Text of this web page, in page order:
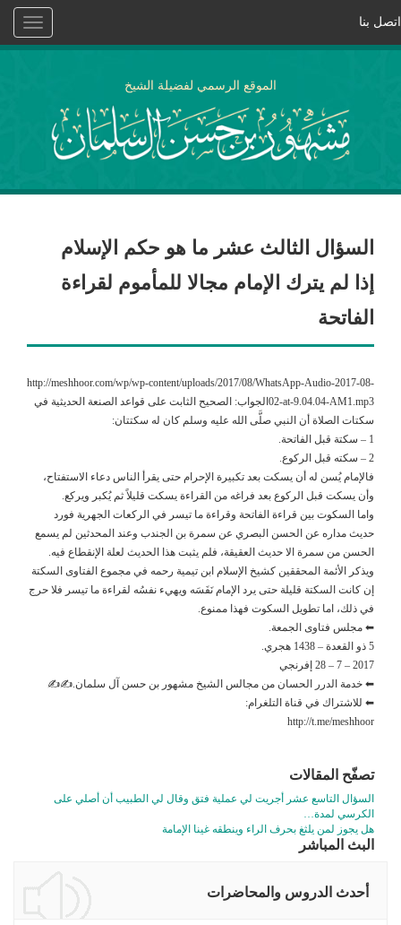
Toggle
اتصل بنا
الموقع الرسمي لفضيلة الشيخ
السؤال الثالث عشر ما هو حكم الإسلام
إذا لم يترك الإمام مجالا للمأموم لقراءة
الفاتحة
http://meshhoor.com/wp/wp-content/uploads/2017/08/WhatsApp-Audio-2017-08-
02-at-9.04.04-AM1.mp3الجواب: الصحيح الثابت على قواعد الصنعة الحديثية في
سكتات الصلاة أن النبي صلَّى الله عليه وسلم كان له سكتتان:
1 – سكتة قبل الفاتحة.
2 – سكته قبل الركوع.
فالإمام يُسن له أن يسكت بعد تكبيرة الإحرام حتى يقرأ الناس دعاء الاستفتاح،
وأن يسكت قبل الركوع بعد فراغه من القراءة يسكت قليلاً ثم يُكبر ويركع.
واما السكوت بين قراءة الفاتحة وقراءة ما تيسر في الركعات الجهرية فورد
حديث مداره عن الحسن البصري عن سمرة بن الجندب وعند المحدثين لم يسمع
الحسن من سمرة الا حديث العقيقة، فلم يثبت هذا الحديث لعلة الإنقطاع فيه.
ويذكر الأئمة المحققين كشيخ الإسلام ابن تيمية رحمه في مجموع الفتاوى السكتة
إن كانت السكتة قليلة حتى يرد الإمام نَفَسَه ويهيء نفسُه لقراءة ما تيسر فلا حرج
في ذلك، اما تطويل السكوت فهذا ممنوع.
⬅ مجلس فتاوى الجمعة.
5 ذو القعدة – 1438 هجري.
2017 – 7 – 28 إفرنجي
⬅ خدمة الدرر الحسان من مجالس الشيخ مشهور بن حسن آل سلمان.✍✍
⬅ للاشتراك في قناة التلغرام:
http://t.me/meshhoor
تصفّح المقالات
السؤال التاسع عشر أجريت لي عملية فتق وقال لي الطبيب أن أصلي على
الكرسي لمدة…
هل يجوز لمن يلثغ بحرف الراء وينطقه غينا الإمامة
البث المباشر
أحدث الدروس والمحاضرات